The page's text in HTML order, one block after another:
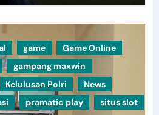
game
Game Online
gampang maxwin
Kelulusan Polri
News
pramatic play
situs slot